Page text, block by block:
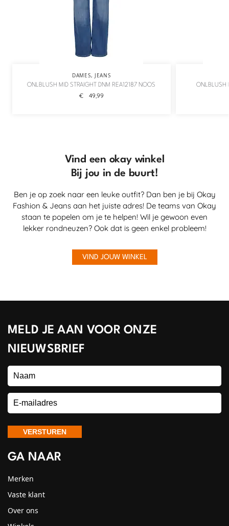
DAMES, JEANS
ONLBLUSH MID STRAIGHT DNM REA12187 NOOS
€ 49,99
ONLBLUSH
Vind een okay winkel
Bij jou in de buurt!
Ben je op zoek naar een leuke outfit? Dan ben je bij Okay
Fashion & Jeans aan het juiste adres! De teams van Okay
staan te popelen om je te helpen! Wil je gewoon even
lekker rondneuzen? Ook dat is geen enkel probleem!
VIND JOUW WINKEL
MELD JE AAN VOOR ONZE
NIEUWSBRIEF
GA NAAR
Merken
Vaste klant
Over ons